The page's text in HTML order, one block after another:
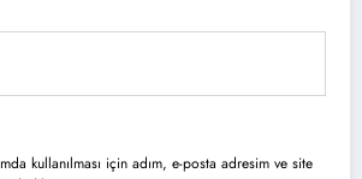
kullanılması için adım, e-posta adresim ve site